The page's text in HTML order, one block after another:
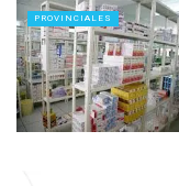
PROVINCIALES